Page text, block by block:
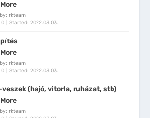
rkteam
0
Started:2022.03.03.
rkteam
0
Started:2022.03.03.
veszek (hajó, vitorla, ruházat, stb)
rkteam